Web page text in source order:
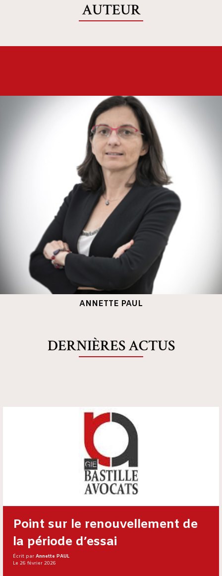
AUTEUR
ANNETTE PAUL
DERNIÈRES ACTUS
Point sur le renouvellement de
la période d’essai
Écrit par Annette PAUL
Le 26 février 2026